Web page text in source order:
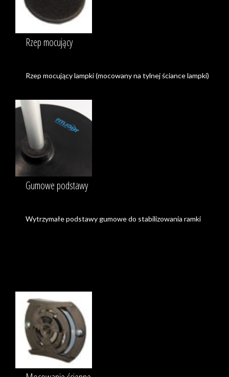
Rzep mocujący
Rzep mocujący lampki (mocowany na tylnej ściance lampki)
Gumowe podstawy
Wytrzymałe podstawy gumowe do stabilizowania ramki